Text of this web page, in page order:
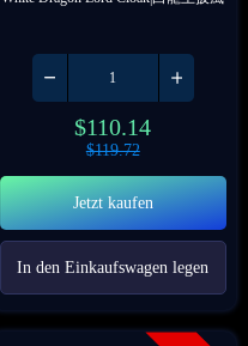
$110.14
$119.72
Jetzt kaufen
In den Einkaufswagen legen